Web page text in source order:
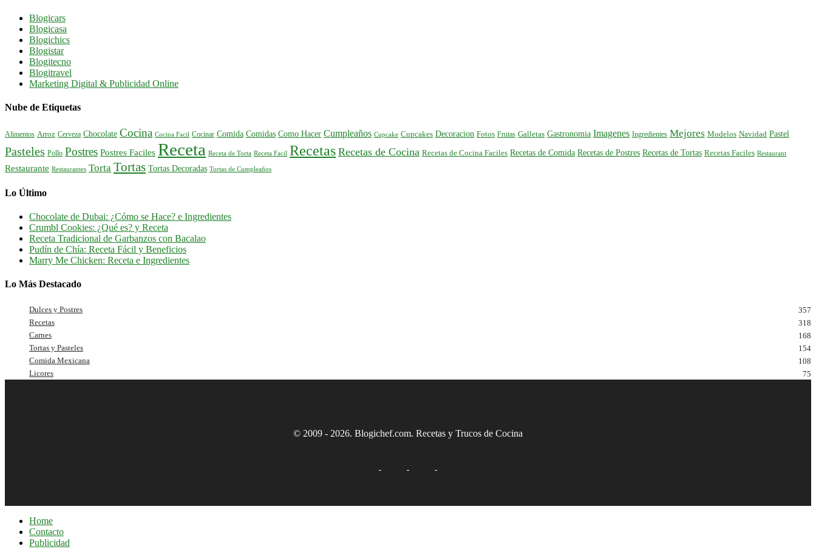
Blogicars
Blogicasa
Blogichics
Blogistar
Blogitecno
Blogitravel
Marketing Digital & Publicidad Online
Nube de Etiquetas
Alimentos Arroz Cerveza Chocolate Cocina Cocina Facil Cocinar Comida Comidas Como Hacer Cumpleaños Cupcake Cupcakes Decoracion Fotos Frutas Galletas Gastronomia Imagenes Ingredientes Mejores Modelos Navidad Pastel
Pasteles Pollo Postres Postres Faciles Receta Receta de Torta Receta Facil Recetas Recetas de Cocina Recetas de Cocina Faciles Recetas de Comida Recetas de Postres Recetas de Tortas Recetas Faciles Restaurant
Restaurante Restaurantes Torta Tortas Tortas Decoradas Tortas de Cumpleaños
Lo Último
Chocolate de Dubai: ¿Cómo se Hace? e Ingredientes
Crumbl Cookies: ¿Qué es? y Receta
Receta Tradicional de Garbanzos con Bacalao
Pudín de Chía: Receta Fácil y Beneficios
Marry Me Chicken: Receta e Ingredientes
Lo Más Destacado
Dulces y Postres
357
Recetas
318
Carnes
168
Tortas y Pasteles
154
Comida Mexicana
108
Licores
75
© 2009 - 2026. Blogichef.com. Recetas y Trucos de Cocina
Home
Contacto
Publicidad